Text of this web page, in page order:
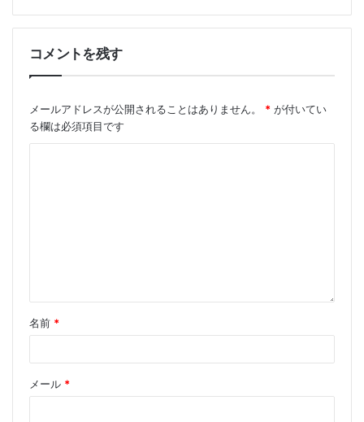
コメントを残す
メールアドレスが公開されることはありません。 * が付いてい
る欄は必須項目です
名前 *
メール *